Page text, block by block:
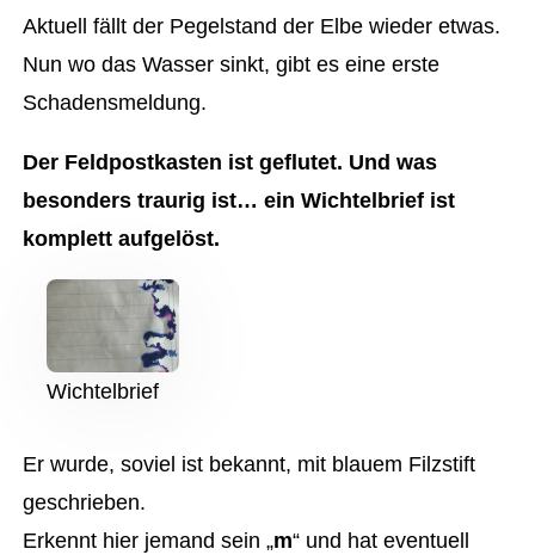
Aktuell fällt der Pegelstand der Elbe wieder etwas.
Nun wo das Wasser sinkt, gibt es eine erste
Schadensmeldung.
Der Feldpostkasten ist geflutet. Und was
besonders traurig ist… ein Wichtelbrief ist
komplett aufgelöst.
Wichtelbrief
Er wurde, soviel ist bekannt, mit blauem Filzstift
geschrieben.
Erkennt hier jemand sein „m“ und hat eventuell